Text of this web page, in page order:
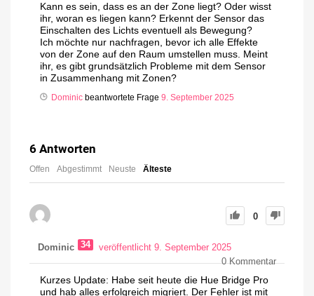
Kann es sein, dass es an der Zone liegt? Oder wisst
ihr, woran es liegen kann? Erkennt der Sensor das
Einschalten des Lichts eventuell als Bewegung?
Ich möchte nur nachfragen, bevor ich alle Effekte
von der Zone auf den Raum umstellen muss. Meint
ihr, es gibt grundsätzlich Probleme mit dem Sensor
in Zusammenhang mit Zonen?
Dominic beantwortete Frage 9. September 2025
6 Antworten
Offen Abgestimmt Neuste Älteste
0
Dominic 34
veröffentlicht 9. September 2025
0Kommentar
Kurzes Update: Habe seit heute die Hue Bridge Pro
und hab alles erfolgreich migriert. Der Fehler ist mit